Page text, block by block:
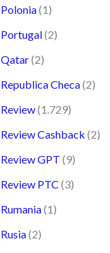
Polonia(1)
Portugal(2)
Qatar(2)
Republica Checa(2)
Review(1.729)
Review Cashback (2)
Review GPT (9)
Review PTC (3)
Rumania(1)
Rusia(2)